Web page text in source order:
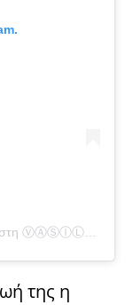
Η δημοσίευση κοινοποιήθηκε από το χρήστη ⓋⒶⓈⒾⓁⒾⓀⒾ ⓁⒶⓈⓀⒶⓇⒶⓀⒾ (@vasolaskaraki)
της η